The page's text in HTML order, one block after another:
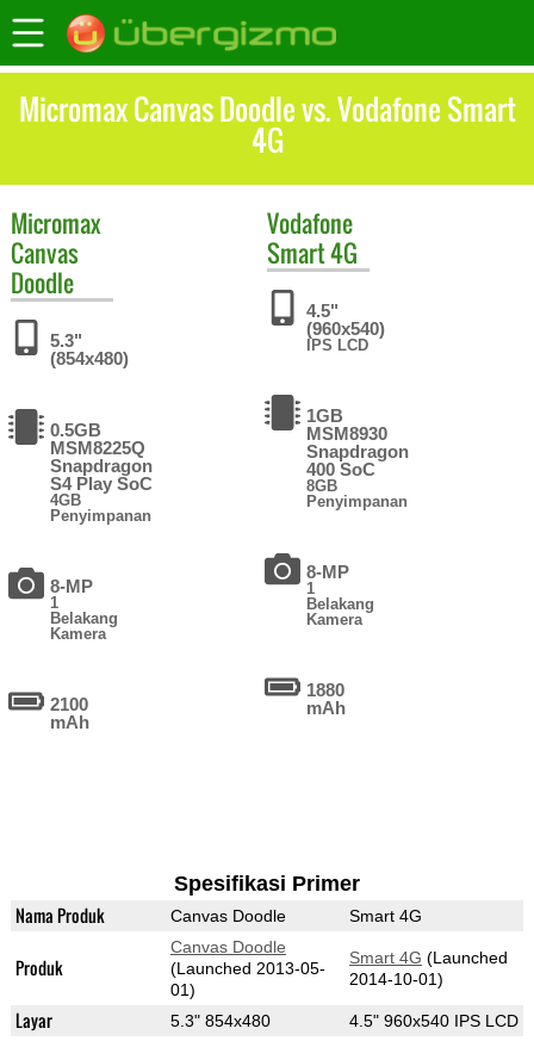
Micromax Canvas Doodle vs. Vodafone Smart
4G
Micromax
Canvas
Doodle
5.3"
(854x480)
0.5GB
MSM8225Q
Snapdragon
S4 Play SoC
4GB
Penyimpanan
8-MP
1
Belakang
Kamera
2100
mAh
Vodafone
Smart 4G
4.5"
(960x540)
IPS LCD
1GB
MSM8930
Snapdragon
400 SoC
8GB
Penyimpanan
8-MP
1
Belakang
Kamera
1880
mAh
Spesifikasi Primer
Nama Produk Canvas Doodle Smart 4G
Produk
Canvas Doodle
(Launched 2013-05-
01)
Smart 4G (Launched
2014-10-01)
Layar 5.3" 854x480 4.5" 960x540 IPS LCD